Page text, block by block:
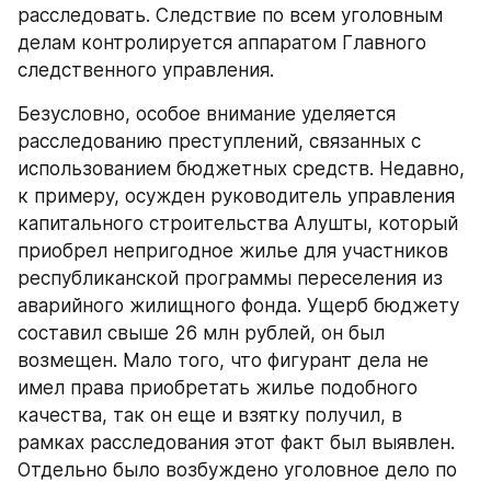
расследовать. Следствие по всем уголовным
делам контролируется аппаратом Главного
следственного управления.
Безусловно, особое внимание уделяется
расследованию преступлений, связанных с
использованием бюджетных средств. Недавно,
к примеру, осужден руководитель управления
капитального строительства Алушты, который
приобрел непригодное жилье для участников
республиканской программы переселения из
аварийного жилищного фонда. Ущерб бюджету
составил свыше 26 млн рублей, он был
возмещен. Мало того, что фигурант дела не
имел права приобретать жилье подобного
качества, так он еще и взятку получил, в
рамках расследования этот факт был выявлен.
Отдельно было возбуждено уголовное дело по